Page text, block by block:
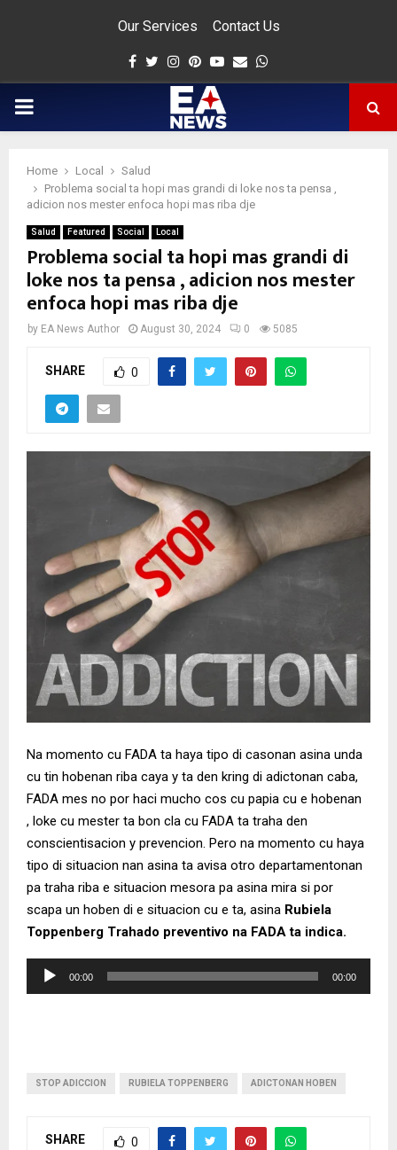
Our Services Contact Us
Facebook
Twitter
Instagram
Pinterest
Youtube
Email
PRIMARY
Home Local
Salud
Problema social ta hopi mas grandi di loke nos ta pensa ,
adicion nos mester enfoca hopi mas riba dje
Salud Featured Social Local
Problema social ta hopi mas grandi di
loke nos ta pensa , adicion nos mester
enfoca hopi mas riba dje
by EA News Author August 30, 2024 0 5085
SHARE 0
Na momento cu FADA ta haya tipo di casonan asina unda
cu tin hobenan riba caya y ta den kring di adictonan caba,
FADA mes no por haci mucho cos cu papia cu e hobenan
, loke cu mester ta bon cla cu FADA ta traha den
conscientisacion y prevencion. Pero na momento cu haya
tipo di situacion nan asina ta avisa otro departamentonan
pa traha riba e situacion mesora pa asina mira si por
scapa un hoben di e situacion cu e ta, asina Rubiela
Toppenberg Trahado preventivo na FADA ta indica.
00:00 00:00
STOP ADICCION RUBIELA TOPPENBERG ADICTONAN HOBEN
SHARE 0